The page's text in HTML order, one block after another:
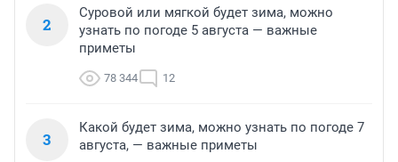
2
Суровой или мягкой будет зима, можно
узнать по погоде 5 августа — важные
приметы
78 344 12
3
Какой будет зима, можно узнать по погоде 7
августа, — важные приметы